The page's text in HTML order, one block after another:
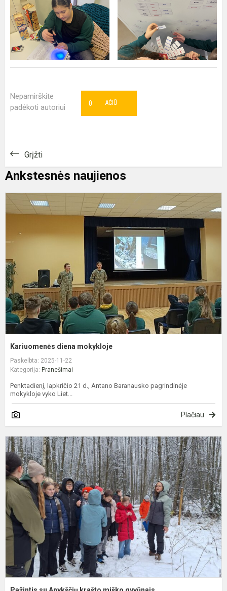
Nepamirškite
padėkoti autoriui
AČIŪ
0
Grįžti
Ankstesnės naujienos
Kariuomenės diena mokykloje
Paskelbta: 2025-11-22
Kategorija: Pranešimai
Penktadienį, lapkričio 21 d., Antano Baranausko pagrindinėje
mokykloje vyko Liet...
Plačiau